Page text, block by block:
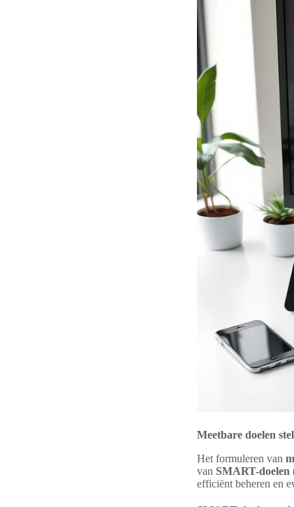
Meetbare doelen
Het formuleren van
van SMART-doelen
efficiënt beheren en